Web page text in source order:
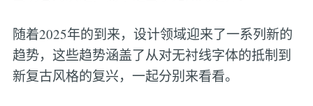
随着2025年的到来，设计领域迎来了一系列新的
趋势，这些趋势涵盖了从对无衬线字体的抵制到
新复古风格的复兴，一起分别来看看。